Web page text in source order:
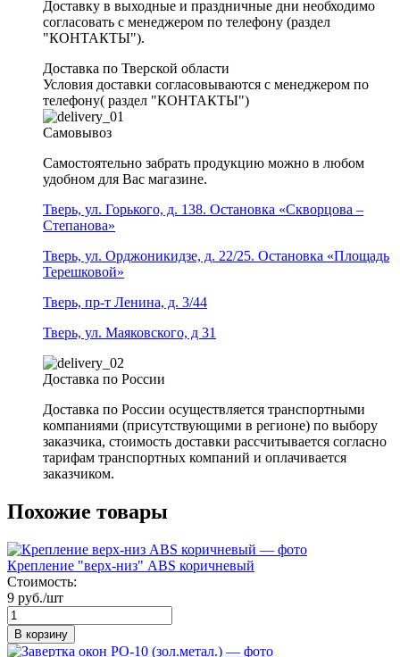
Доставку в выходные и праздничные дни необходимо
согласовать с менеджером по телефону (раздел
"КОНТАКТЫ").
Доставка по Тверской области
Условия доставки согласовываются с менеджером по
телефону( раздел "КОНТАКТЫ")
Самовывоз
Самостоятельно забрать продукцию можно в любом
удобном для Вас магазине.
Тверь, ул. Горького, д. 138. Остановка «Скворцова –
Степанова»
Тверь, ул. Орджоникидзе, д. 22/25. Остановка «Площадь
Терешковой»
Тверь, пр-т Ленина, д. 3/44
Тверь, ул. Маяковского, д 31
Доставка по России
Доставка по России осуществляется транспортными
компаниями (присутствующими в регионе) по выбору
заказчика, стоимость доставки рассчитывается согласно
тарифам транспортных компаний и оплачивается
заказчиком.
Похожие товары
Крепление "верх-низ" ABS коричневый
Стоимость:
9 руб./шт
В корзину